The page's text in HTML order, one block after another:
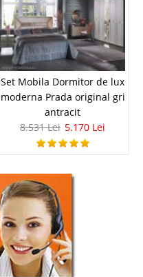
Set Mobila Dormitor de lux
moderna Prada original gri
antracit
8.531 Lei 5.170 Lei